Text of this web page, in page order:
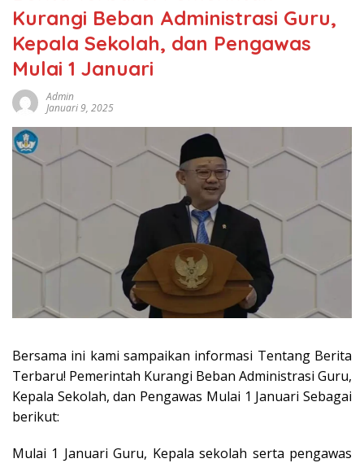
Kurangi Beban Administrasi Guru,
Kepala Sekolah, dan Pengawas
Mulai 1 Januari
Admin
Januari 9, 2025
Bersama ini kami sampaikan informasi Tentang Berita
Terbaru! Pemerintah Kurangi Beban Administrasi Guru,
Kepala Sekolah, dan Pengawas Mulai 1 Januari Sebagai
berikut:
Mulai 1 Januari Guru, Kepala sekolah serta pengawas